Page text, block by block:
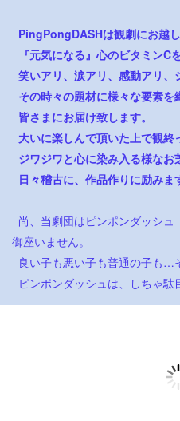
PingPongDASHは観劇にお越
『元気になる』心のビタミンC
笑いアリ、涙アリ、感動アリ、
その時々の題材に様々な要素を
皆さまにお届け致します。
大いに楽しんで頂いた上で観終
ジワジワと心に染み入る様なお
日々稽古に、作品作りに励みま
尚、当劇団はピンポンダッシ
御座いません。
良い子も悪い子も普通の子も…
ピンポンダッシュは、しちゃ駄